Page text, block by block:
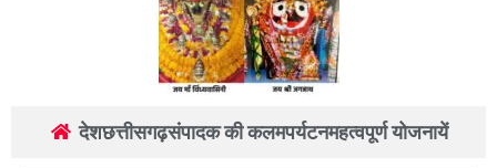
देशछत्तीसगढ़संपादक की कलमपर्यटनमहत्वपूर्ण योजनायें